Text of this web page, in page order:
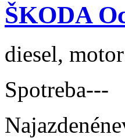
ŠKODA
diesel,
Spotreba---
Najazdené